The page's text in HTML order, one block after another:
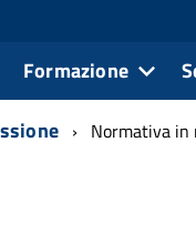
Formazione
Normativa in